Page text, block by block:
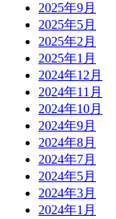
2025年9月
2025年5月
2025年2月
2025年1月
2024年12月
2024年11月
2024年10月
2024年9月
2024年8月
2024年7月
2024年5月
2024年3月
2024年1月